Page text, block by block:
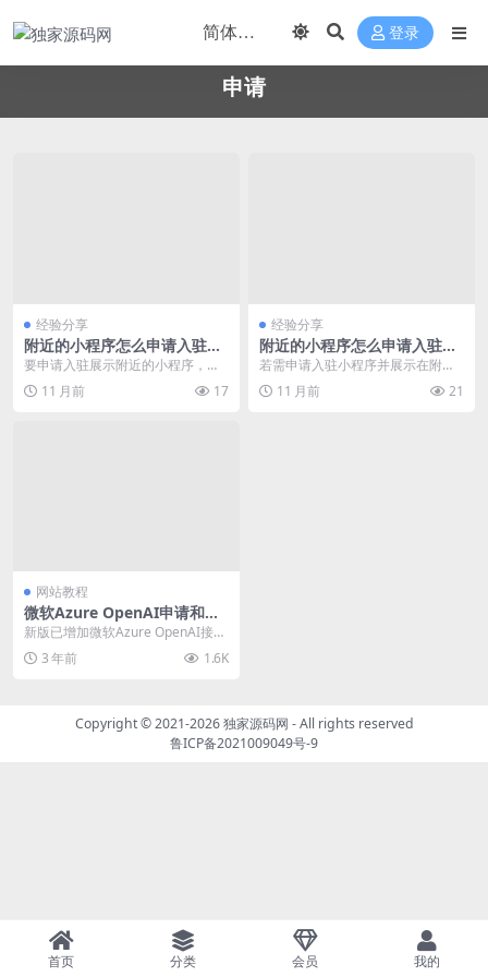
登录
申请
经验分享
附近的小程序怎么申请入驻展
示
要申请入驻展示附近的小程序，通
常需要遵循以下步骤和流程。这些
步骤基于当前主流平台...
11 月前 17
经验分享
附近的小程序怎么申请入驻展
示
若需申请入驻小程序并展示在附
近，需遵循特定平台的流程。以下
为常见平台（如微信）的...
11 月前 21
网站教程
微软Azure OpenAI申请和使
用教程
新版已增加微软Azure OpenAI接
口，申请教程对照如下 一、申请使
用Azu...
3 年前 1.6K
Copyright © 2021-2026独家源码网 - All rights reserved
鲁ICP备2021009049号-9
首页 分类 会员 我的